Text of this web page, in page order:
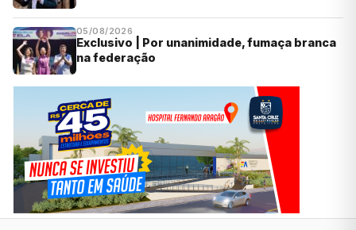
05/08/2026
Exclusivo | Por unanimidade, fumaça branca
na federação